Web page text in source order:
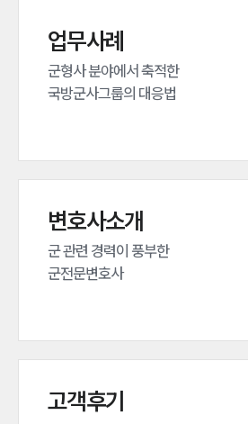
업무사례
군형사 분야에서 축적한
국방군사그룹의 대응법
변호사소개
군 관련 경력이 풍부한
군전문변호사
고객후기